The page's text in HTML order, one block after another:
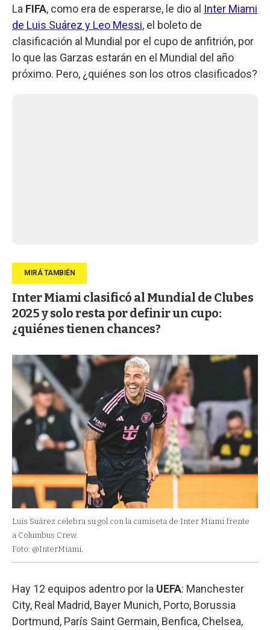
La FIFA, como era de esperarse, le dio al Inter Miami
de Luis Suárez y Leo Messi, el boleto de
clasificación al Mundial por el cupo de anfitrión, por
lo que las Garzas estarán en el Mundial del año
próximo. Pero, ¿quiénes son los otros clasificados?
Inter Miami clasificó al Mundial de Clubes
2025 y solo resta por definir un cupo:
¿quiénes tienen chances?
Luis Suárez celebra su gol con la camiseta de Inter Miami frente
a Columbus Crew.
Foto: @InterMiami.
Hay 12 equipos adentro por la UEFA: Manchester
City, Real Madrid, Bayer Munich, Porto, Borussia
Dortmund, París Saint Germain, Benfica, Chelsea,